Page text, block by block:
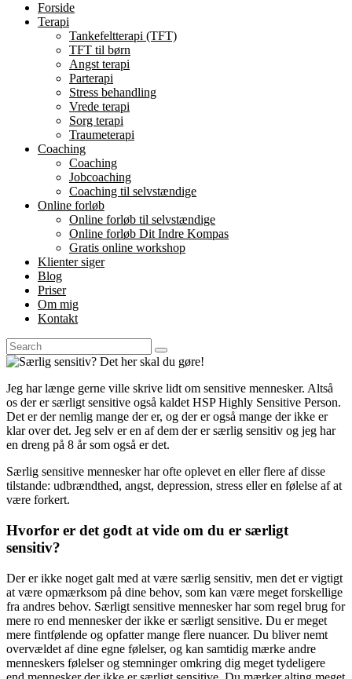
Forside
Terapi
Tankefeltterapi (TFT)
TFT til børn
Angst terapi
Parterapi
Stress behandling
Vrede terapi
Sorg terapi
Traumeterapi
Coaching
Coaching
Jobcoaching
Coaching til selvstændige
Online forløb
Online forløb til selvstændige
Online forløb Dit Indre Kompas
Gratis online workshop
Klienter siger
Blog
Priser
Om mig
Kontakt
Jeg har længe gerne ville skrive lidt om sensitive mennesker. Altså
os der er særligt sensitive også kaldet HSP Highly Sensitive Person.
Det er der nemlig mange der er, og der er også mange der ikke er
klar over det. Jeg selv er en af dem der er særlig sensitiv og jeg har
en dreng på 8 år som også er det.
Særlig sensitive mennesker har ofte oplevet en eller flere af disse
tilstande: udbrændthed, angst, depression, stress eller en følelse af at
være forkert.
Hvorfor er det godt at vide om du er særligt
sensitiv?
Der er ikke noget galt med at være særlig sensitiv, men det er vigtigt
at være opmærksom på dine behov, som kan være meget forskellige
fra andres behov. Særligt sensitive mennesker har som regel brug for
mere ro end mennesker der ikke er særligt sensitive. Du er meget
mere fintfølende og opfatter mange flere nuancer. Du bliver nemt
overvældet af dine egne følelser, og kan samtidig mærke andre
menneskers følelser og stemninger omkring dig meget tydeligere